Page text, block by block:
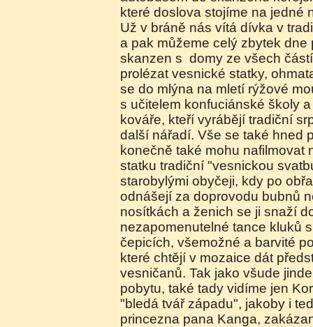
které doslova stojíme na jedné
Už v bráně nás vítá dívka v
a pak můžeme celý zbytek dne
skanzen s domy ze všech
prolézat vesnické statky,
se do mlýna na mletí rýžové
s učitelem konfuciánské školy
kováře, kteří vyrábějí tradiční
další nářadí. Vše se také hned
konečně také mohu nafilmovat
statku tradiční "vesnickou
starobylými obyčeji, kdy po
odnášejí za doprovodu bubnů
nosítkách a ženich se ji snaží
nezapomenutelné tance kluků
čepicích, všemožné a barvité
které chtějí v mozaice dát
vesničanů. Tak jako všude
pobytu, také tady vidíme jen
"bledá tvář západu", jakoby i
princezna pana Kanga,